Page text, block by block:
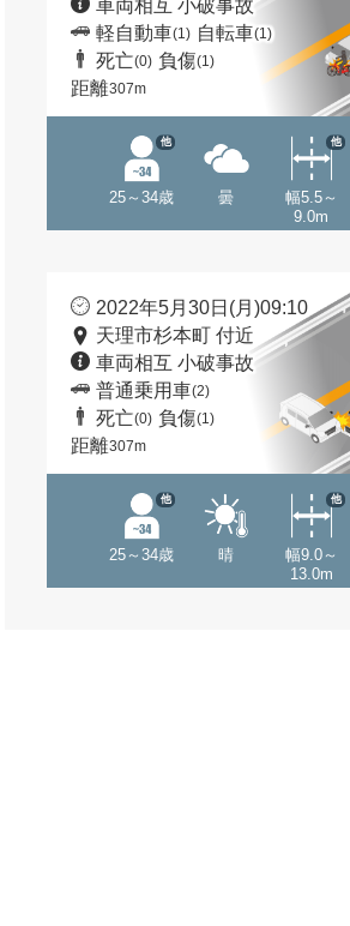
車両相互 小破事故
軽自動車(1) 自転車(1)
死亡(0) 負傷(1)
距離307m
25～34歳
他
曇
幅5.5～
9.0m
他
2022年5月30日(月)09:10
天理市杉本町 付近
車両相互 小破事故
普通乗用車(2)
死亡(0) 負傷(1)
距離307m
25～34歳
他
晴
幅9.0～
13.0m
他